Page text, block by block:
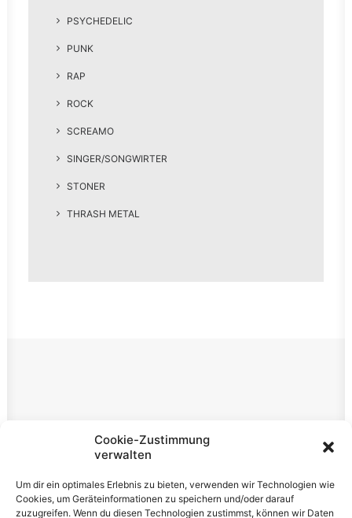
Cookie-Zustimmung
verwalten
Um dir ein optimales Erlebnis zu bieten, verwenden wir Technologien wie
Cookies, um Geräteinformationen zu speichern und/oder darauf
zuzugreifen. Wenn du diesen Technologien zustimmst, können wir Daten
PSYCHEDELIC
PUNK
RAP
ROCK
SCREAMO
SINGER/SONGWIRTER
STONER
THRASH METAL
Rechtliches
Datenschutzerklärung
Cookie-Richtlinie (EU)